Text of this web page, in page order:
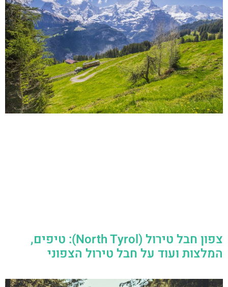
צפון חבל טירול (North Tyrol): טיפים,
המלצות ועוד על חבל טירול הצפוני